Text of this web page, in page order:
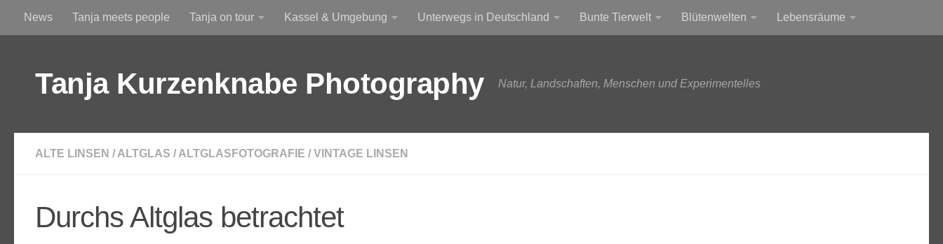
Zum Inhalt springen
News Tanja meets people Tanja on tour Kassel & Umgebung Unterwegs in Deutschland Bunte Tierwelt Blütenwelten Lebensräume
Tanja Kurzenknabe Photography Natur, Landschaften, Menschen und Experimentelles
ALTE LINSEN / ALTGLAS / ALTGLASFOTOGRAFIE / VINTAGE LINSEN
Durchs Altglas betrachtet